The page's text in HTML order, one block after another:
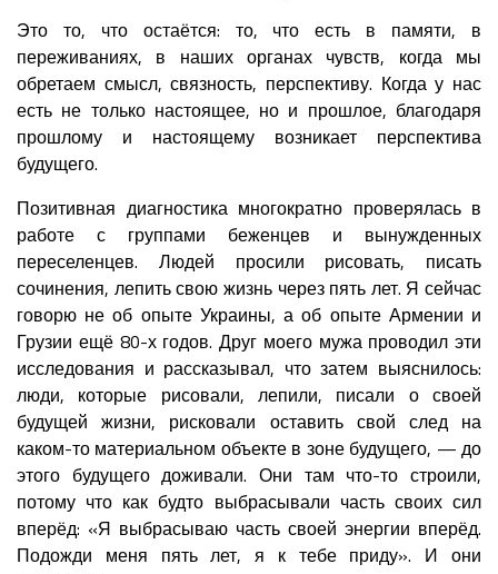
Это то, что остаётся: то, что есть в памяти, в
переживаниях, в наших органах чувств, когда мы
обретаем смысл, связность, перспективу. Когда у нас
есть не только настоящее, но и прошлое, благодаря
прошлому и настоящему возникает перспектива
будущего.
Позитивная диагностика многократно проверялась в
работе с группами беженцев и вынужденных
переселенцев. Людей просили рисовать, писать
сочинения, лепить свою жизнь через пять лет. Я сейчас
говорю не об опыте Украины, а об опыте Армении и
Грузии ещё 80-х годов. Друг моего мужа проводил эти
исследования и рассказывал, что затем выяснилось:
люди, которые рисовали, лепили, писали о своей
будущей жизни, рисковали оставить свой след на
каком-то материальном объекте в зоне будущего, — до
этого будущего доживали. Они там что-то строили,
потому что как будто выбрасывали часть своих сил
вперёд: «Я выбрасываю часть своей энергии вперёд.
Подожди меня пять лет, я к тебе приду». И они